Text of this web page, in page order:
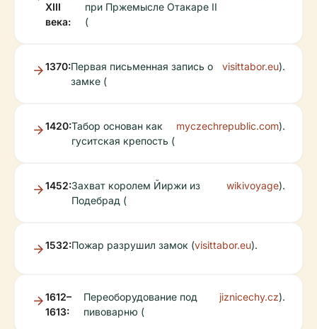
XIII
века:
при Пржемысле Отакаре II
(
1370:Первая письменная запись о
замке (
visittabor.eu).
1420:Табор основан как
гуситская крепость (
myczechrepublic.com).
1452:Захват королем Йиржи из
Подебрад (
wikivoyage).
1532:Пожар разрушил замок (visittabor.eu).
1612–
1613:
Переоборудование под
пивоварню (
jiznicechy.cz).